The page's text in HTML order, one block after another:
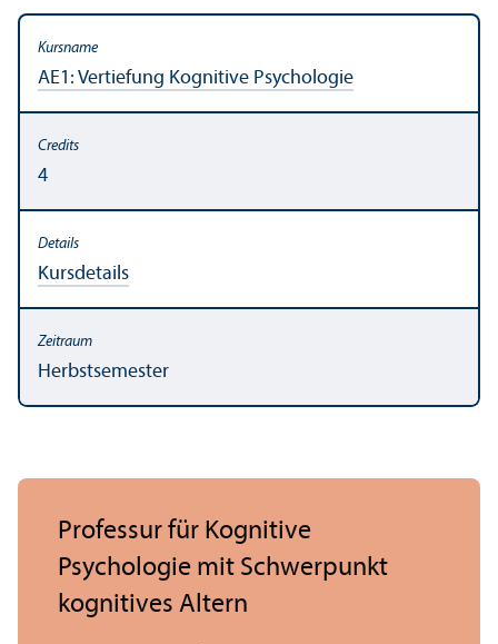
AE1: Vertiefung Kognitive Psychologie
4
Kursdetails
Herbstsemester
Professur für Kognitive
Psychologie mit Schwerpunkt
kognitives Altern